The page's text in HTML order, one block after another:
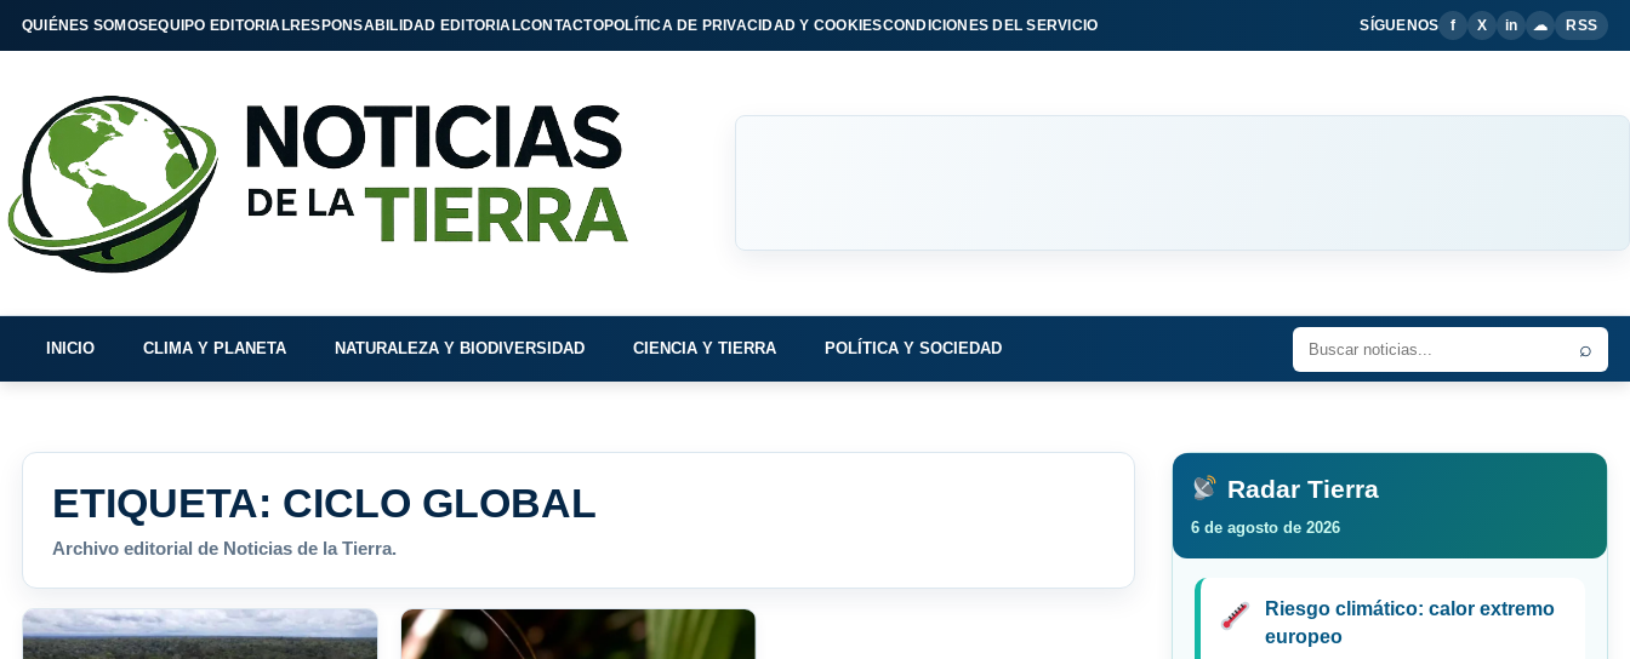
QUIÉNES SOMOSEQUIPO EDITORIALRESPONSABILIDAD EDITORIALCONTACTOPOLÍTICA DE PRIVACIDAD Y COOKIESCONDICIONES DEL SERVICIO SÍGUENOS f X in ☁ RSS
INICIO CLIMA Y PLANETA NATURALEZA Y BIODIVERSIDAD CIENCIA Y TIERRA POLÍTICA Y SOCIEDAD ⌕
ETIQUETA: CICLO GLOBAL
Archivo editorial de Noticias de la Tierra.
Radar Tierra
6 de agosto de 2026
Riesgo climático: calor extremo
europeo